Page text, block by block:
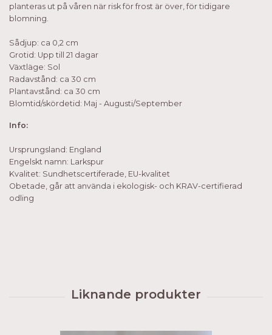
planteras ut på våren när risk för frost är över, för tidigare
blomning.
Sådjup: ca 0,2 cm
Grotid: Upp till 21 dagar
Växtläge: Sol
Radavstånd: ca 30 cm
Plantavstånd: ca 30 cm
Blomtid/skördetid: Maj - Augusti/September
Info:
Ursprungsland: England
Engelskt namn: Larkspur
Kvalitet: Sundhetscertiferade, EU-kvalitet
Obetade, går att använda i ekologisk- och KRAV-certifierad
odling